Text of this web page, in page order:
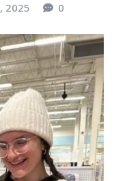
2025 0